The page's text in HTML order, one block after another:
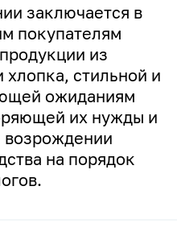
заключается в
покупателям
из
хлопка, стильной и
ожиданиям
их нужды и
возрождении
на порядок